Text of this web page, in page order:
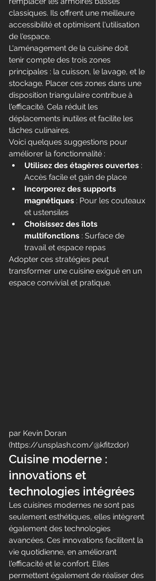
classiques. Ils offrent une meilleure
accessibilité et optimisent l'utilisation
de l'espace.
L'aménagement de la cuisine doit
tenir compte des trois zones
principales : la cuisson, le lavage, et le
stockage. Placer ces zones dans une
disposition triangulaire contribue à
l'efficacité. Cela réduit les
déplacements inutiles et facilite les
tâches culinaires.
Voici quelques suggestions pour
améliorer la fonctionnalité :
Utilisez des étagères ouvertes :
Accès facile et gain de place
Incorporez des supports
magnétiques : Pour les couteaux
et ustensiles
Choisissez des îlots
multifonctions : Surface de
travail et espace repas
Adopter ces stratégies peut
transformer une cuisine exiguë en un
espace convivial et pratique.
par Kevin Doran
(https://unsplash.com/@kfitzdor)
Cuisine moderne :
innovations et
technologies intégrées
Les cuisines modernes ne sont pas
seulement esthétiques, elles intègrent
également des technologies
avancées. Ces innovations facilitent la
vie quotidienne, en améliorant
l'efficacité et le confort. Elles
permettent également de réaliser des